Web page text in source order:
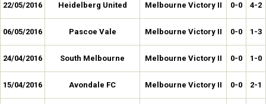
22/05/2016 Heidelberg United Melbourne Victory II 0-0 4-2
06/05/2016 Pascoe Vale Melbourne Victory II 0-0 1-3
24/04/2016 South Melbourne Melbourne Victory II 0-0 1-0
15/04/2016 Avondale FC Melbourne Victory II 0-0 2-1